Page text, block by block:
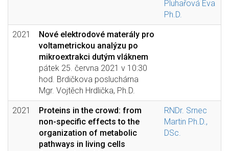
Pluhařová Eva
Ph.D.
2021
Nové elektrodové materály pro
voltametrickou analýzu po
mikroextrakci dutým vláknem
pátek 25. června 2021 v 10:30
hod. Brdičkova posluchárna
Mgr. Vojtěch Hrdlička, Ph.D.
2021
Proteins in the crowd: from
non-specific effects to the
organization of metabolic
pathways in living cells
RNDr. Srnec
Martin Ph.D.,
DSc.